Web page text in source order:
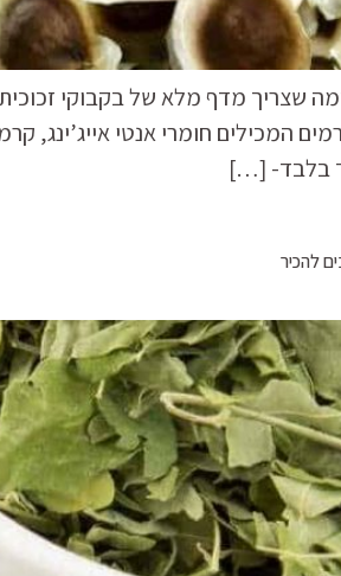
שצריך מדף מלא של בקבוקי
חומרי אנטי אייג’ינג,
בלבד- […]
להכיר